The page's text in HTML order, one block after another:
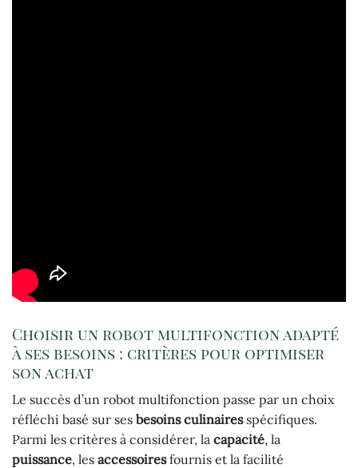
Choisir un robot multifonction adapté
à ses besoins : critères pour optimiser
son achat
Le succès d’un robot multifonction passe par un choix
réfléchi basé sur ses besoins culinairesspécifiques.
Parmi les critères à considérer, la capacité, la
puissance, les accessoiresfournis et la facilité